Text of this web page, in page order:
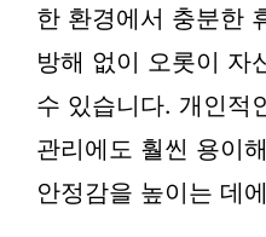
한 환경에서 충분한
방해 없이 오롯이 자
수 있습니다. 개인적
관리에도 훨씬 용이
안정감을 높이는 데